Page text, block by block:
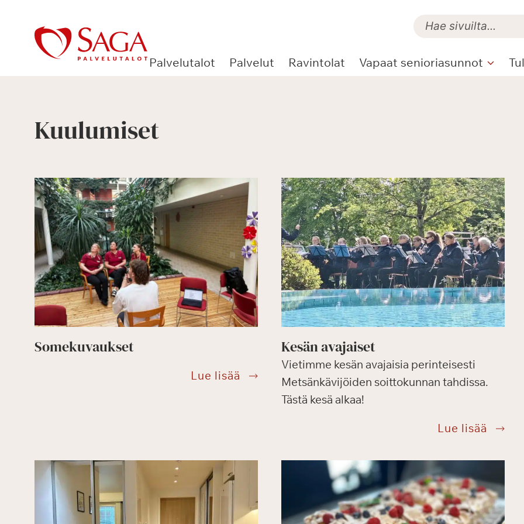
sisältöön
Palvelutalot Palvelut Ravintolat Vapaat senioriasunnot
Kuulumiset
Somekuvaukset
Lue lisää Somekuvaukset
Kesän avajaiset
Vietimme kesän avajaisia perinteisesti
Metsänkävijöiden soittokunnan tahdissa.
Tästä kesä alkaa!
Lue lisää Kesän